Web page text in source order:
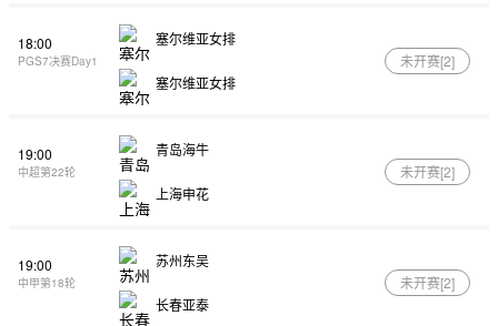
18:00
PGS7决赛Day1
塞尔维亚女排
塞尔维亚女排
未开赛[2]
19:00
中超第22轮
青岛海牛
上海申花
未开赛[2]
19:00
中甲第18轮
苏州东吴
长春亚泰
未开赛[2]